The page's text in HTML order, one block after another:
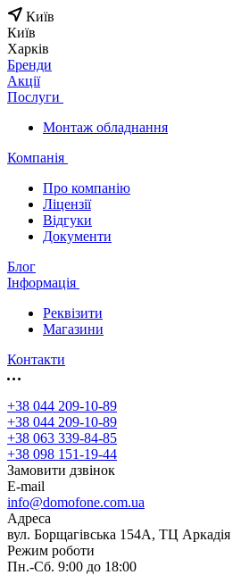
Київ
Київ
Харків
Бренди
Акції
Послуги
Монтаж обладнання
Компанія
Про компанію
Ліцензії
Відгуки
Документи
Блог
Інформація
Реквізити
Магазини
Контакти
+38 044 209-10-89
+38 044 209-10-89
+38 063 339-84-85
+38 098 151-19-44
Замовити дзвінок
E-mail
info@domofone.com.ua
Адреса
вул. Борщагівська 154А, ТЦ Аркадія
Режим роботи
Пн.-Сб. 9:00 до 18:00